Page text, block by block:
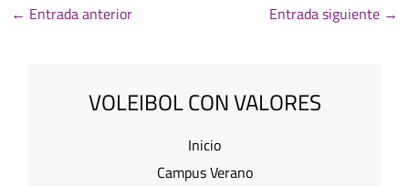
← Entrada anterior Entrada siguiente →
VOLEIBOL CON VALORES
Inicio
Campus Verano